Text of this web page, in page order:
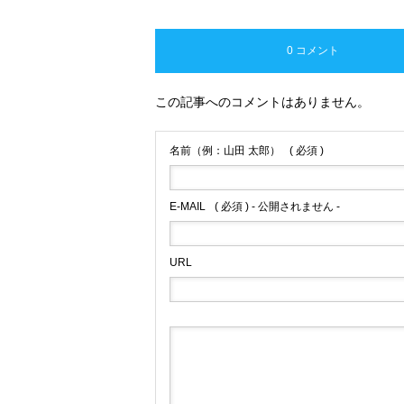
0 コメント
この記事へのコメントはありません。
名前（例：山田 太郎） ( 必須 )
E-MAIL ( 必須 ) - 公開されません -
URL